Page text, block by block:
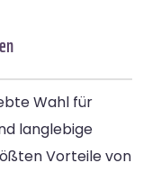
Wahl für
langlebige
Vorteile von